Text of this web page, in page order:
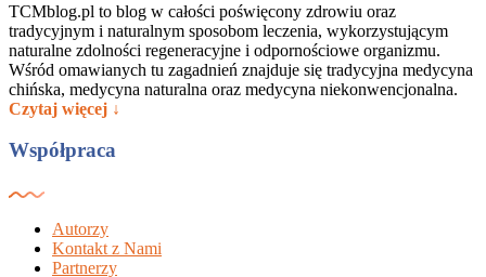
TCMblog.pl to blog w całości poświęcony zdrowiu oraz
tradycyjnym i naturalnym sposobom leczenia, wykorzystującym
naturalne zdolności regeneracyjne i odpornościowe organizmu.
Wśród omawianych tu zagadnień znajduje się tradycyjna medycyna
chińska, medycyna naturalna oraz medycyna niekonwencjonalna.
Czytaj więcej ↓
Współpraca
Autorzy
Kontakt z Nami
Partnerzy